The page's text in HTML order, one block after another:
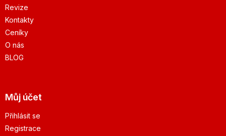
Revize
Kontakty
Ceníky
O nás
BLOG
Můj účet
Přihlásit se
Registrace